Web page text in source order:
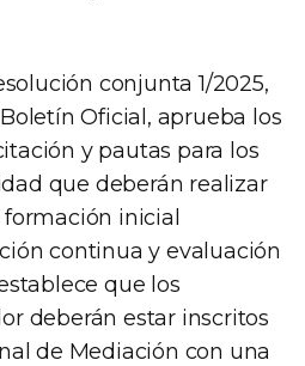
conjunta 1/2025,
Oficial, aprueba los
y pautas para los
que deberán realizar
inicial
continua y evaluación
que los
deberán estar inscritos
de Mediación con una